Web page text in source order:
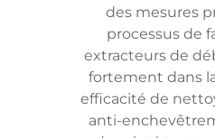
des mesures
processus de
extracteurs de
fortement dans
efficacité de
anti-